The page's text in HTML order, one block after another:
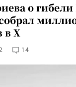
о гибели
в X
14